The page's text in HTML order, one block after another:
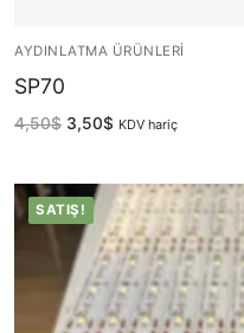
AYDINLATMA ÜRÜNLERI
SP70
4,50$ 3,50$ KDV hariç
SATIŞ!